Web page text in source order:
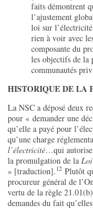
faits démontrent
l’ajustement
loi sur
rien à voir avec
composante du
les objectifs de la
communautés
HISTORIQUE DE LA
La NSC a déposé deux
pour « demander une
qu’elle a payé pour
qu’une charge
l’électricité…qui
la promulgation de la
» [traduction].12 Plutôt
procureur général de
vertu de la règle
demandes du fait